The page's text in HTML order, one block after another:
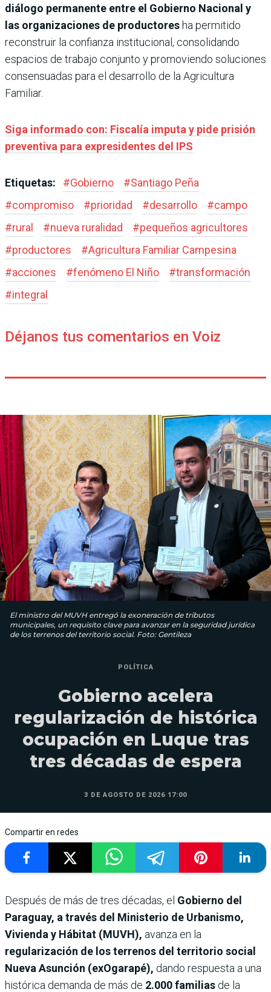
diálogo permanente entre el Gobierno Nacional y
las organizaciones de productores ha permitido
reconstruir la confianza institucional, consolidando
espacios de trabajo conjunto y promoviendo soluciones
consensuadas para el desarrollo de la Agricultura
Familiar.
Siga informado con: Fiscalía imputa y pide prisión
preventiva para expresidentes del IPS
Etiquetas: #Gobierno #Santiago Peña
#compromiso #prioridad #desarrollo #campo
#rural #nueva ruralidad #pequeños agricultores
#productores #Agricultura Familiar Campesina
#acciones #fenómeno El Niño #transformación
#integral
Déjanos tus comentarios en Voiz
El ministro del MUVH entregó la exoneración de tributos
municipales, un requisito clave para avanzar en la seguridad jurídica
de los terrenos del territorio social. Foto: Gentileza
POLÍTICA
Gobierno acelera
regularización de histórica
ocupación en Luque tras
tres décadas de espera
3 DE AGOSTO DE 2026 17:00
Compartir en redes
Después de más de tres décadas, el Gobierno del
Paraguay, a través del Ministerio de Urbanismo,
Vivienda y Hábitat (MUVH), avanza en la
regularización de los terrenos del territorio social
Nueva Asunción (exOgarapé), dando respuesta a una
histórica demanda de más de 2.000 familias de la